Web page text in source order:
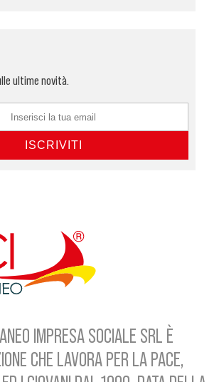
ultime novità.
IMPRESA SOCIALE SRL È
CHE LAVORA PER LA PACE,